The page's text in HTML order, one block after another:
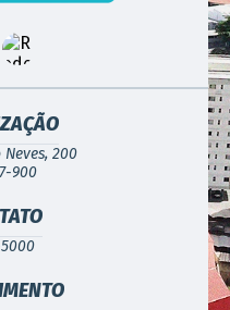
200
900